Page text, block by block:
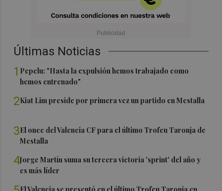
Últimas Noticias
1 Pepelu: "Hasta la expulsión hemos trabajado como
hemos entrenado"
2Kiat Lim preside por primera vez un partido en Mestalla
3El once del Valencia CF para el último Trofeu Taronja de
Mestalla
4Jorge Martín suma su tercera victoria 'sprint' del año y
es más líder
El Valencia se presentó en el último Trofeu Taronja en